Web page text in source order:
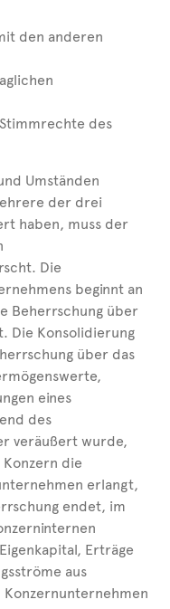
den anderen
des
Umständen
der drei
haben, muss der
Die
beginnt an
Beherrschung über
Die Konsolidierung
über das
eines
des
veräußert wurde,
die
erlangt,
endet, im
Erträge
aus